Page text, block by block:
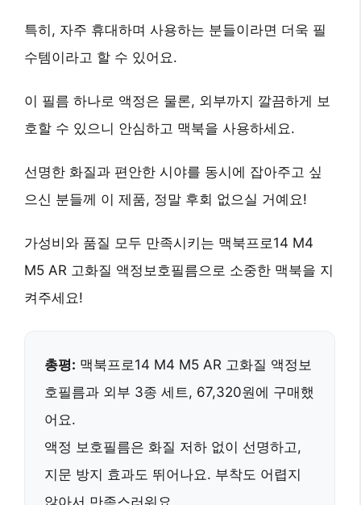
특히, 자주 휴대하며 사용하는 분들이라면 더욱 필
수템이라고 할 수 있어요.
이 필름 하나로 액정은 물론, 외부까지 깔끔하게 보
호할 수 있으니 안심하고 맥북을 사용하세요.
선명한 화질과 편안한 시야를 동시에 잡아주고 싶
으신 분들께 이 제품, 정말 후회 없으실 거예요!
가성비 와 품질 모두 만족시키는 맥북프로14 M4
M5 AR 고화질 액정보호필름으로 소중한 맥북을 지
켜주세요!
총평: 맥북프로14 M4 M5 AR 고화질 액정보
호필름과 외부 3종 세트, 67,320원에 구매했
어요.
액정 보호필름은 화질 저하 없이 선명하고,
지문 방지 효과도 뛰어나요. 부착도 어렵지